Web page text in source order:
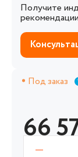
Получите
Под заказ
66